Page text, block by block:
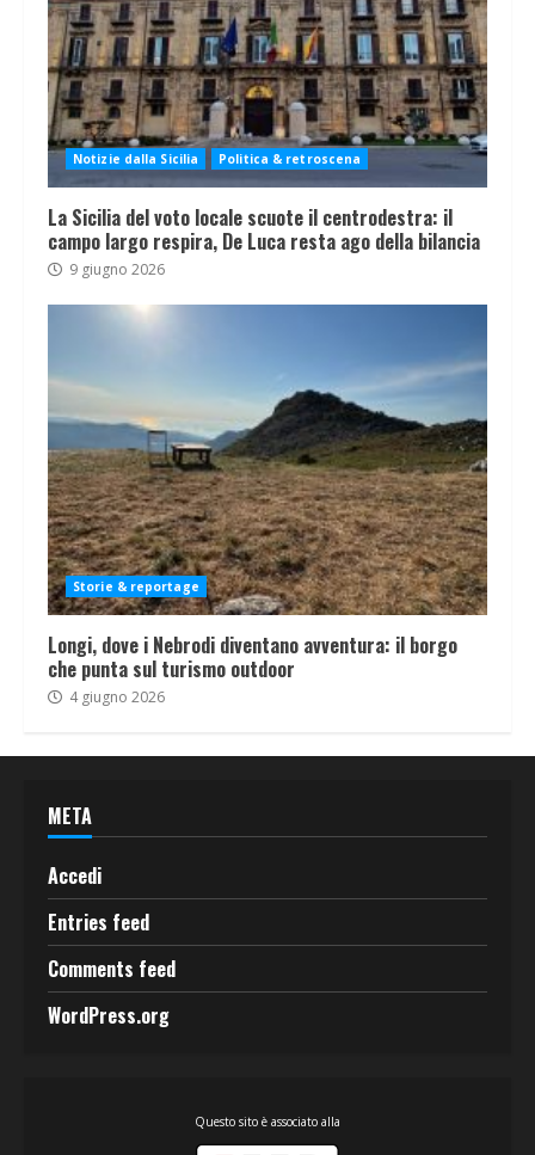
Notizie dalla Sicilia Politica & retroscena
La Sicilia del voto locale scuote il centrodestra: il
campo largo respira, De Luca resta ago della bilancia
9 giugno 2026
Storie & reportage
Longi, dove i Nebrodi diventano avventura: il borgo
che punta sul turismo outdoor
4 giugno 2026
META
Accedi
Entries feed
Comments feed
WordPress.org
Questo sito è associato alla